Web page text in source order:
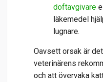
doftavgivare
läkemedel
lugnare.
Oavsett orsak är
veterinärens
och att övervaka